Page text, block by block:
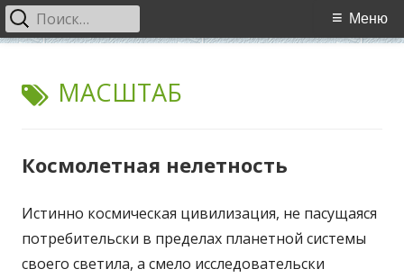
содержимому
Взаимодействие
Основное
Меню
Найти:
МЕТКА:
МАСШТАБ
Космолетная нелетность
Истинно космическая цивилизация, не пасущаяся
потребительски в пределах планетной системы
своего светила, а смело исследовательски